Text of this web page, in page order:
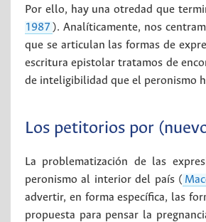
Por ello, hay una otredad que
1987 ). Analíticamente, nos
que se articulan las formas de
escritura epistolar tratamos de
de inteligibilidad que el peronismo
Los petitorios por
La problematización de las
peronismo al interior del país (
advertir, en forma específica, las
propuesta para pensar la